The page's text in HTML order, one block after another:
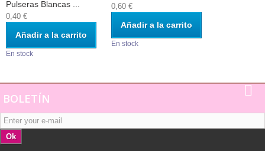
Pulseras Blancas ...
0,40 €
Añadir a la carrito
En stock
0,60 €
Añadir a la carrito
En stock
BOLETÍN
Ok